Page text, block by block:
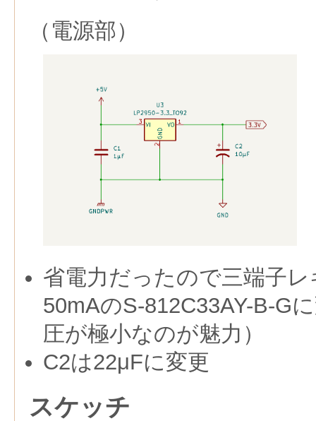
（電源部）
省電力だったので三端子
50mAのS-812C33AY-B-G
圧が極小なのが魅力）
C2は22μFに変更
スケッチ